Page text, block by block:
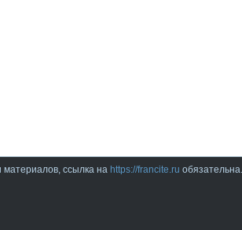
материалов, ссылка на https://francite.ru обязательна.